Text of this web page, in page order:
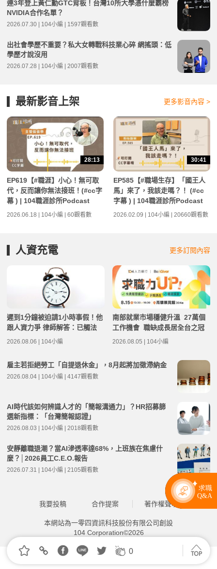
0
連3年登上黃仁勳GTC背板！台灣10所大學憑什麼霸榜
NVIDIA合作名單？
2026.07.30 | 104小編 | 1597觀看數
出社會學歷不重要？私大女轉戰科技業心碎 網搖頭：低
學歷才說沒用
2026.07.28 | 104小編 | 2007觀看數
最新影音上架 更多影音內容 >
28:13
EP619【#職涯】小心！無可取
代，反而讓你無法接班！(#cc字
幕 ) | 104職涯診所Podcast
2026.06.18 | 104小編 | 60觀看數
30:41
EP585【#職場生存】「國王人
馬」來了，我該走嗎？！ (#cc
字幕 ) | 104職涯診所Podcast
2026.02.09 | 104小編 | 20660觀看數
人資充電 更多訂閱內容
遲到1分鐘被迫請1小時事假！他
跟人資力爭 律師解答：已觸法
2026.08.06 | 104小編
南部就業市場穩健升溫 27萬個
工作機會 職缺成長居全台之冠
2026.08.05 | 104小編
雇主若拒絕勞工「自提退休金」，8月起將加徵滯納金
2026.08.04 | 104小編 | 4147觀看數
AI時代該如何辨識人才的「簡報溝通力」？HR招募篩
選新指標：「台灣簡報認證」
2026.08.03 | 104小編 | 2018觀看數
安靜離職退潮？當AI滲透率達68%，上班族在焦慮什
麼？│2026員工C.E.O.報告
2026.07.31 | 104小編 | 2105觀看數
我要投稿 合作提案 著作權聲明
本網站為一零四資訊科技股份有限公司創設
104 Corporation©2026